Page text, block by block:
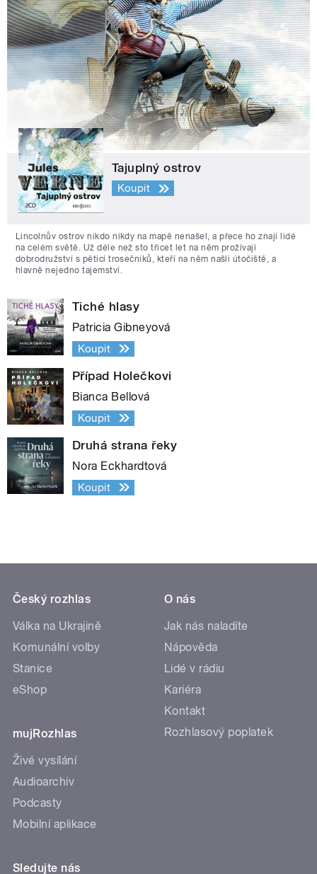
Tajuplný ostrov
Koupit
Lincolnův ostrov nikdo nikdy na mapě nenašel, a přece ho znají lidé
na celém světě. Už déle než sto třicet let na něm prožívají
dobrodružství s pěticí trosečníků, kteří na něm našli útočiště, a
hlavně nejedno tajemství.
Tiché hlasy
Patricia Gibneyová
Koupit
Případ Holečkovi
Bianca Bellová
Koupit
Druhá strana řeky
Nora Eckhardtová
Koupit
Český rozhlas
Válka na Ukrajině
Komunální volby
Stanice
eShop
mujRozhlas
Živé vysílání
Audioarchiv
Podcasty
Mobilní aplikace
O nás
Jak nás naladíte
Nápověda
Lidé v rádiu
Kariéra
Kontakt
Rozhlasový poplatek
Sledujte nás